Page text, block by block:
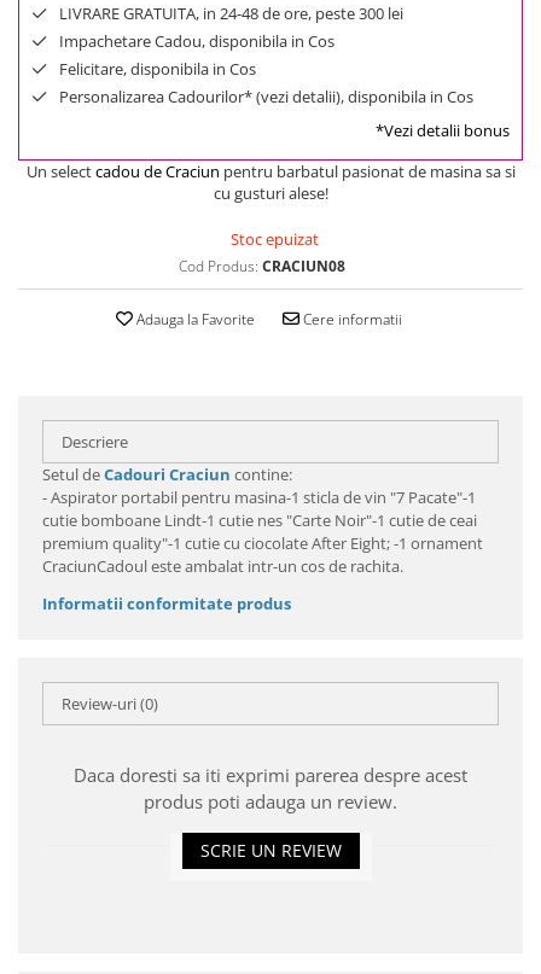
LIVRARE GRATUITA, in 24-48 de ore, peste 300 lei
Impachetare Cadou, disponibila in Cos
Felicitare, disponibila in Cos
Personalizarea Cadourilor* (vezi detalii), disponibila in Cos
*Vezi detalii bonus
Un selectcadou de Craciun pentru barbatul pasionat de masina sa si
cu gusturi alese!
Stoc epuizat
Cod Produs: CRACIUN08
Adauga la Favorite Cere informatii
Descriere
Setul deCadouri Craciun contine:
- Aspirator portabil pentru masina-1 sticla de vin "7 Pacate"-1
cutie bomboane Lindt-1 cutie nes "Carte Noir"-1 cutie de ceai
premium quality"-1 cutie cu ciocolate After Eight; -1 ornament
CraciunCadoul este ambalat intr-un cos de rachita.
Informatii conformitate produs
Review-uri(0)
Daca doresti sa iti exprimi parerea despre acest
produs poti adauga un review.
SCRIE UN REVIEW